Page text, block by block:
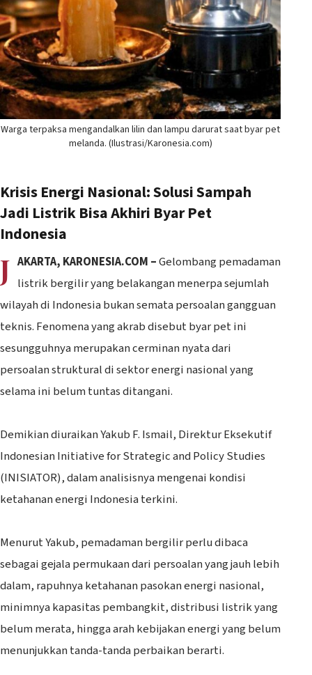
Warga terpaksa mengandalkan lilin dan lampu darurat saat byar pet
melanda. (Ilustrasi/Karonesia.com)
Krisis Energi Nasional: Solusi Sampah
Jadi Listrik Bisa Akhiri Byar Pet
Indonesia
J AKARTA, KARONESIA.COM –Gelombang pemadaman
listrik bergilir yang belakangan menerpa sejumlah
wilayah di Indonesia bukan semata persoalan gangguan
teknis. Fenomena yang akrab disebut byar pet ini
sesungguhnya merupakan cerminan nyata dari
persoalan struktural di sektor energi nasional yang
selama ini belum tuntas ditangani.
‎Demikian diuraikan Yakub F. Ismail, Direktur Eksekutif
Indonesian Initiative for Strategic and Policy Studies
(INISIATOR), dalam analisisnya mengenai kondisi
ketahanan energi Indonesia terkini.
‎Menurut Yakub, pemadaman bergilir perlu dibaca
sebagai gejala permukaan dari persoalan yang jauh lebih
dalam, rapuhnya ketahanan pasokan energi nasional,
minimnya kapasitas pembangkit, distribusi listrik yang
belum merata, hingga arah kebijakan energi yang belum
menunjukkan tanda-tanda perbaikan berarti.